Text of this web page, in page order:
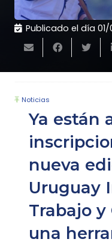
Publicado el día
Noticias
Ya están
nueva
Uruguay
Trabajo y
una